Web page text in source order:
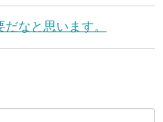
なと思います。